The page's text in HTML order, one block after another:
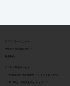
​プライバシーポリシー
​情報の外部伝達について
利用規約
イプロス関連サービス
> 製造業向け情報検索サイト イプロスものづくり
> BtoB向け情報検索サイト イプロス